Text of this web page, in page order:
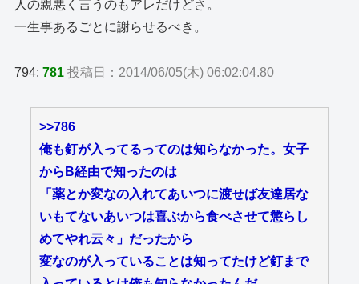
人の親悪く言うのもアレだけどさ。
一生事あるごとに謝らせるべき。
794:781 投稿日：2014/06/05(木) 06:02:04.80
>>786
俺も釘が入ってるってのは知らなかった。女子
からB経由で知ったのは
「薬とか変なの入れてあいつに渡せば友達居な
いもてないあいつは喜ぶから食べさせて懲らし
めてやれ云々」だったから
変なのが入っていることは知ってたけど釘まで